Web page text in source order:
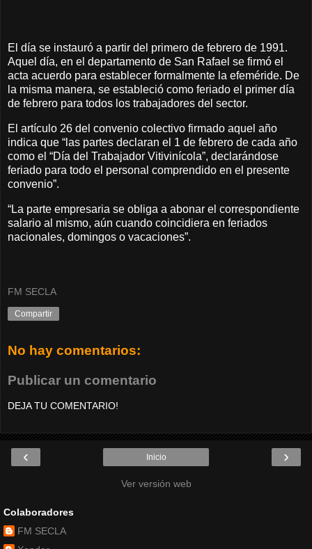
El día se instauró a partir del primero de febrero de 1991.
Aquel día, en el departamento de San Rafael se firmó el
acta acuerdo para establecer formalmente la efeméride. De
la misma manera, se estableció como feriado el primer día
de febrero para todos los trabajadores del sector.
El artículo 26 del convenio colectivo firmado aquel año
indica que “las partes declaran el 1 de febrero de cada año
como el “Día del Trabajador Vitivinícola”, declarándose
feriado para todo el personal comprendido en el presente
convenio”.
“La parte empresaria se obliga a abonar el correspondiente
salario al mismo, aún cuando coincidiera en feriados
nacionales, domingos o vacaciones”.
FM SECLA
Compartir
No hay comentarios:
Publicar un comentario
DEJA TU COMENTARIO!
‹ ›
Inicio
Ver versión web
Colaboradores
FM SECLA